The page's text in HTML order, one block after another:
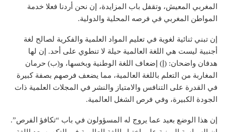
المغربي المعيش، وتقفل باب المزايدة، إن نحن أردنا فعلا خدمة
المواطن المغربي في فرصه المحلية والدولية.
إن تبني ثنائية لغوية في تعليم المواد العلمية والفكرية لصالح لغة
أجنبية ليست هي اللغة العالمية حيلة لا تنطوي على أحد. إن لها
هدفان واضحان: (إ) إضعاف اللغة الوطنية وبخسها، و(ب) حرمان
المغاربة من التعلم باللغة العالمية، مما يضعف فرصهم بصفة كبيرة
في القدرة على التنافس والامتياز والنشر في المجلات العلمية ذات
الجودة الكبيرة، وفي فرص الشغل العالمية.
إن هذا الوضع بعيد عما يروج له المسؤولون في باب “تكافؤ الفرص”.